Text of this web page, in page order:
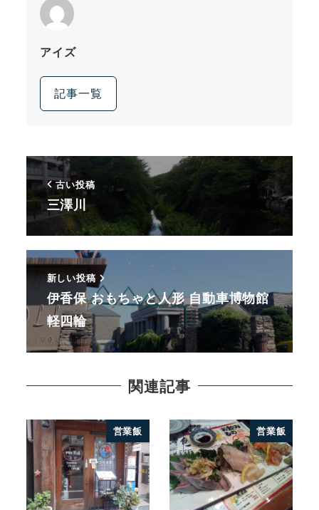
アイズ
記事一覧
古い投稿
三澤川
新しい投稿
伊香保 おもちゃと人形 自動車博物館
軽四輪
関連記事
営業飯 営業飯